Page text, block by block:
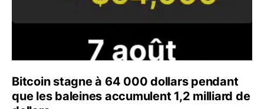
Bitcoin stagne à 64 000 dollars pendant
que les baleines accumulent 1,2 milliard de